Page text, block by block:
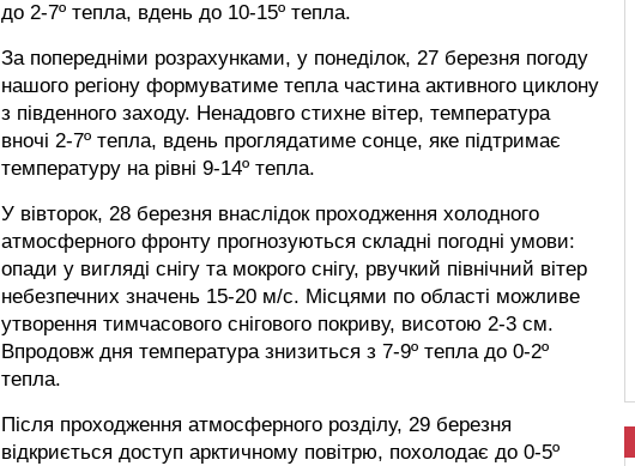
до 2-7º тепла, вдень до 10-15º тепла.
За попередніми розрахунками, у понеділок, 27 березня погоду
нашого регіону формуватиме тепла частина активного циклону
з південного заходу. Ненадовго стихне вітер, температура
вночі 2-7º тепла, вдень проглядатиме сонце, яке підтримає
температуру на рівні 9-14º тепла.
У вівторок, 28 березня внаслідок проходження холодного
атмосферного фронту прогнозуються складні погодні умови:
опади у вигляді снігу та мокрого снігу, рвучкий північний вітер
небезпечних значень 15-20 м/с. Місцями по області можливе
утворення тимчасового снігового покриву, висотою 2-3 см.
Впродовж дня температура знизиться з 7-9º тепла до 0-2º
тепла.
Після проходження атмосферного розділу, 29 березня
відкриється доступ арктичному повітрю, похолодає до 0-5º